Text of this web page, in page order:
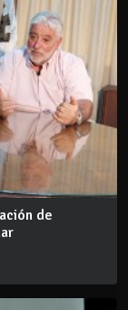
de